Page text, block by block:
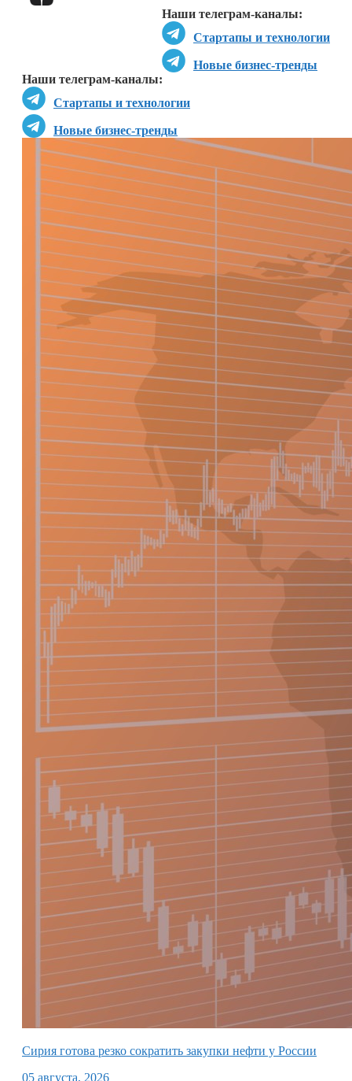
Наши телеграм-каналы:
Стартапы и технологии
Новые бизнес-тренды
Наши телеграм-каналы:
Стартапы и технологии
Новые бизнес-тренды
Сирия готова резко сократить закупки нефти у России
05 августа, 2026